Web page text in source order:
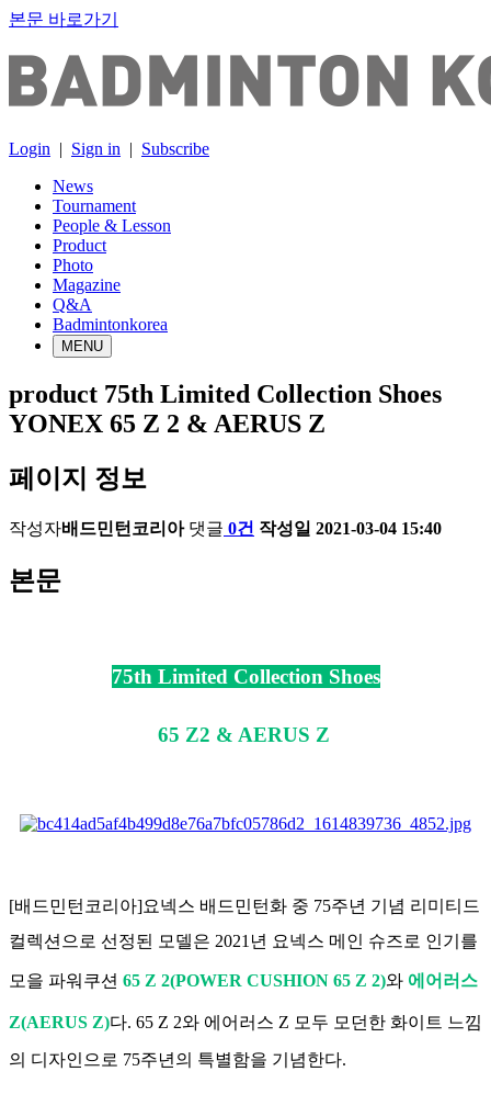
본문 바로가기
Login | Sign in | Subscribe
News
Tournament
People & Lesson
Product
Photo
Magazine
Q&A
Badmintonkorea
MENU
product 75th Limited Collection Shoes
YONEX 65 Z 2 & AERUS Z
페이지 정보
작성자배드민턴코리아 댓글 0건 작성일 2021-03-04 15:40
본문
75th Limited Collection Shoes
65 Z2 & AERUS Z
[배드민턴코리아]요넥스 배드민턴화 중 75주년 기념 리미티드
컬렉션으로 선정된 모델은 2021년 요넥스 메인 슈즈로 인기를
모을 파워쿠션 65 Z 2(POWER CUSHION 65 Z 2)와 에어러스
Z(AERUS Z)다. 65 Z 2와 에어러스 Z 모두 모던한 화이트 느낌
의 디자인으로 75주년의 특별함을 기념한다.